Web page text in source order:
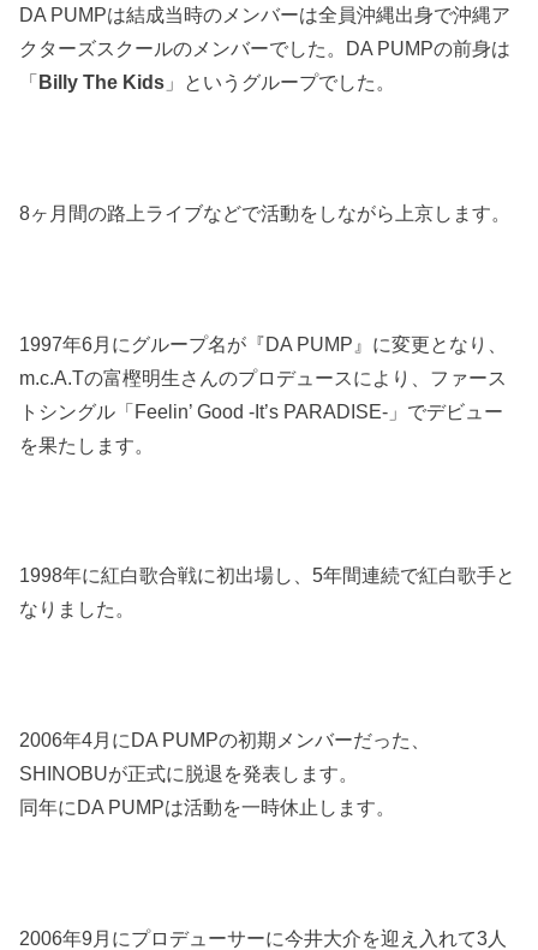
DA PUMPは結成当時のメンバーは全員沖縄出身で沖縄ア
クターズスクールのメンバーでした。DA PUMPの前身は
「Billy The Kids 」というグループでした。
8ヶ月間の路上ライブなどで活動をしながら上京します。
1997年6月にグループ名が『DA PUMP』に変更となり、
m.c.A.Tの富樫明生さんのプロデュースにより、ファース
トシングル「Feelin’ Good -It’s PARADISE-」でデビュー
を果たします。
1998年に紅白歌合戦に初出場し、5年間連続で紅白歌手と
なりました。
2006年4月にDA PUMPの初期メンバーだった、
SHINOBUが正式に脱退を発表します。
同年にDA PUMPは活動を一時休止します。
2006年9月にプロデューサーに今井大介を迎え入れて3人